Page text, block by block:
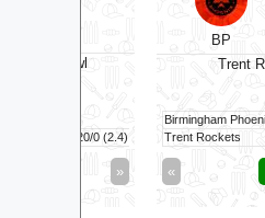
v
Trent Rockets
Birmingham Phoenix
Trent Rockets
Full